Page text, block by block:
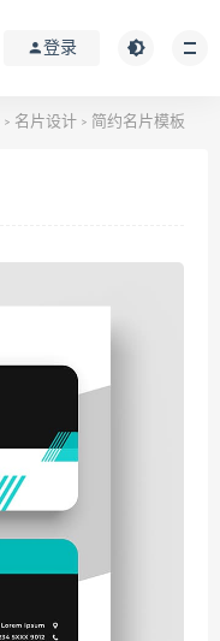
登录
> 名片设计 > 简约名片模板